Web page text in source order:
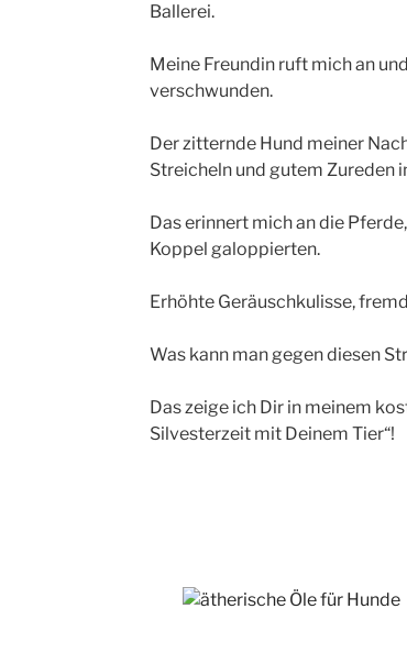
Ballerei.
Meine Freundin ruft mich an
verschwunden.
Der zitternde Hund meiner
Streicheln und gutem Zureden
Das erinnert mich an die
Koppel galoppierten.
Erhöhte Geräuschkulisse,
Was kann man gegen diesen
Das zeige ich Dir in meinem
Silvesterzeit mit Deinem Tier“!